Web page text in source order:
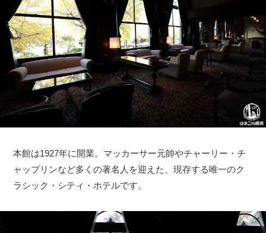
本館は1927年に開業。マッカーサー元帥やチャーリー・チ
ャップリンなど多くの著名人を迎えた、現存する唯一のク
ラシック・シティ・ホテルです。